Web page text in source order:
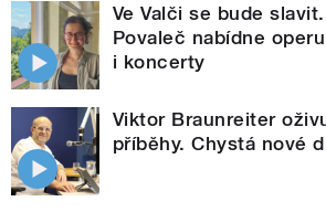
Ve Valči se bude
Povaleč nabídne
i koncerty
Viktor Braunreiter
příběhy. Chystá nové